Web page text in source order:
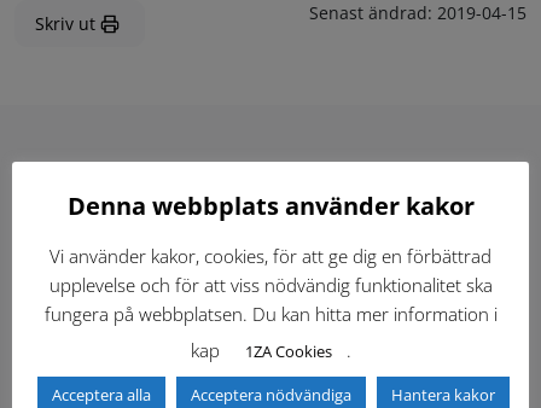
Skriv ut Senast ändrad: 2019-04-15
Gällande standardritningar (Dwg och pdf)
Dokumentbibliotek Kontaktlista
Tidigare versioner Nyheter
Denna webbplats använder kakor
Vi använder kakor, cookies, för att ge dig en förbättrad
upplevelse och för att viss nödvändig funktionalitet ska
fungera på webbplatsen. Du kan hitta mer information i
kap
1ZA Cookies .
Acceptera alla Acceptera nödvändiga Hantera kakor